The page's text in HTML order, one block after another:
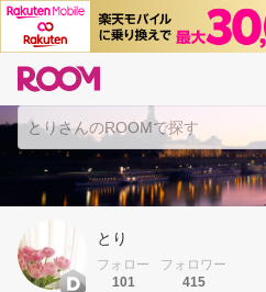
とり
フォロー
101
フォロワー
415